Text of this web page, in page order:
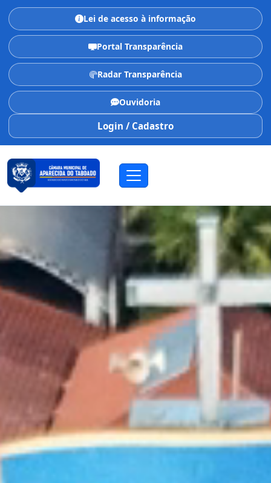
Lei de acesso à informação
Portal Transparência
Radar Transparência
Ouvidoria
Login / Cadastro
CÂMARA MUNICIPAL
Aparecida do Taboado